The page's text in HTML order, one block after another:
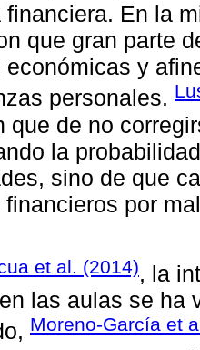
financiera. En la
que gran parte
y
personales.
que de no
la
sino de que
financieros por
et al. (2014), la
las aulas se ha
Moreno-García et